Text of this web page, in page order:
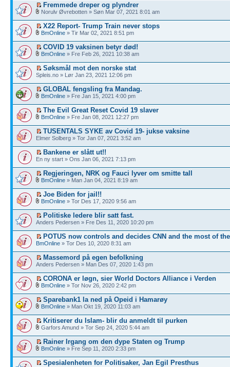
Fremmede dreper og plyndrer
Norulv Øvrebotten » Søn Mar 07, 2021 8:01 am
X22 Report- Trump Train never stops
BmOnline » Tir Mar 02, 2021 8:51 pm
COVID 19 vaksinen betyr død!
BmOnline » Fre Feb 26, 2021 10:38 am
Søksmål mot den norske stat
Spleis.no » Lør Jan 23, 2021 12:06 pm
GLOBAL fengsling fra Mandag.
BmOnline » Fre Jan 15, 2021 4:00 pm
The Evil Great Reset Covid 19 slaver
BmOnline » Fre Jan 08, 2021 12:27 pm
TUSENTALS SYKE av Covid 19- jukse vaksine
Elmer Solberg » Tor Jan 07, 2021 3:52 am
Bankene er slått ut!!
En ny start » Ons Jan 06, 2021 7:13 pm
Regjeringen, NRK og Fauci lyver om smitte tall
BmOnline » Man Jan 04, 2021 8:19 am
Joe Biden for jail!!
BmOnline » Tor Des 17, 2020 9:56 am
Politiske ledere blir satt fast.
Anders Pedersen » Fre Des 11, 2020 10:20 pm
POTUS now controls and decides CNN and the most of
BmOnline » Tor Des 10, 2020 8:31 am
Massemord på egen befolkning
Anders Pedersen » Man Des 07, 2020 1:43 pm
CORONA er løgn, sier World Doctors Alliance i Verden
BmOnline » Tor Nov 26, 2020 2:42 pm
Sparebank1 la ned på Opeid i Hamarøy
BmOnline » Man Okt 19, 2020 11:03 am
Kritiserer du Islam- blir du anmeldt til purken
Garfors Amund » Tor Sep 24, 2020 5:44 am
Rainer Irgang om den dype Staten og Trump
BmOnline » Fre Sep 11, 2020 2:33 pm
Spesialenheten for Politisaker, Jan Egil Presthus